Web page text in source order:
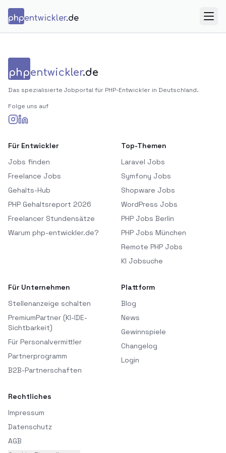
phpentwickler.de
phpentwickler.de
Das spezialisierte Jobportal für PHP-Entwickler in Deutschland.
Folge uns auf
Für Entwickler
Jobs finden
Freelance Jobs
Gehalts-Hub
PHP Gehaltsreport 2026
Freelancer Stundensätze
Warum php-entwickler.de?
Top-Themen
Laravel Jobs
Symfony Jobs
Shopware Jobs
WordPress Jobs
PHP Jobs Berlin
PHP Jobs München
Remote PHP Jobs
KI Jobsuche
Für Unternehmen
Stellenanzeige schalten
PremiumPartner (KI-IDE-
Sichtbarkeit)
Für Personalvermittler
Partnerprogramm
B2B-Partnerschaften
Plattform
Blog
News
Gewinnspiele
Changelog
Login
Rechtliches
Impressum
Datenschutz
AGB